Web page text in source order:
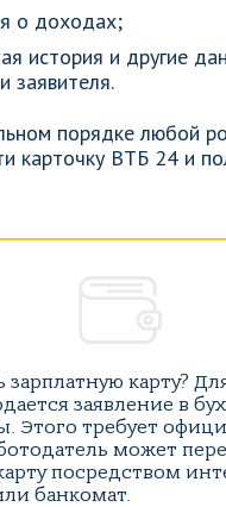
о доходах;
история и другие
заявителя.
порядке любой
карточку ВТБ 24 и
зарплатную карту?
заявление в
Этого требует
может
посредством
банкомат.